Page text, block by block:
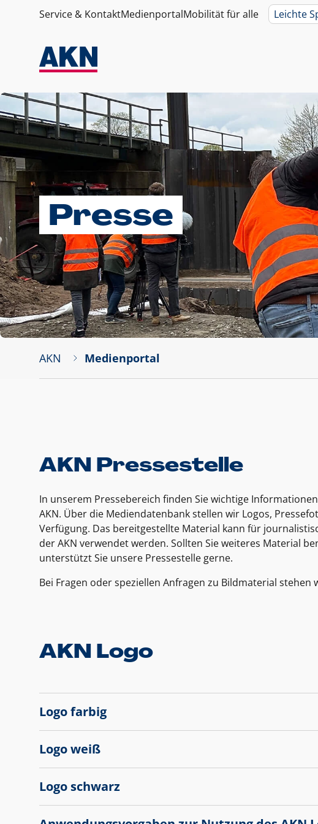
Service & KontaktMedienportalMobilität für alle Leichte
Presse
AKN Medienportal
AKN Pressestelle
In unserem Pressebereich finden Sie wichtige
AKN. Über die Mediendatenbank stellen wir Logos,
Verfügung. Das bereitgestellte Material kann für
der AKN verwendet werden. Sollten Sie weiteres Material
unterstützt Sie unsere Pressestelle gerne.
Bei Fragen oder speziellen Anfragen zu Bildmaterial stehen
AKN Logo
Logo farbig
Logo weiß
Logo schwarz